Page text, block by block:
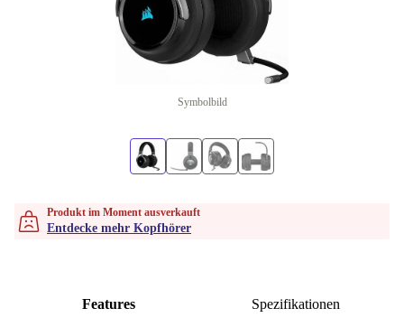
Symbolbild
Produkt im Moment ausverkauft
Entdecke mehr Kopfhörer
Features Spezifikationen